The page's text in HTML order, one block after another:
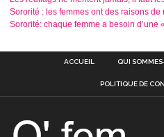
Sororité : les femmes ont des raisons
Sororité: chaque femme a besoin
ACCUEIL QUI
POLITIQUE DE